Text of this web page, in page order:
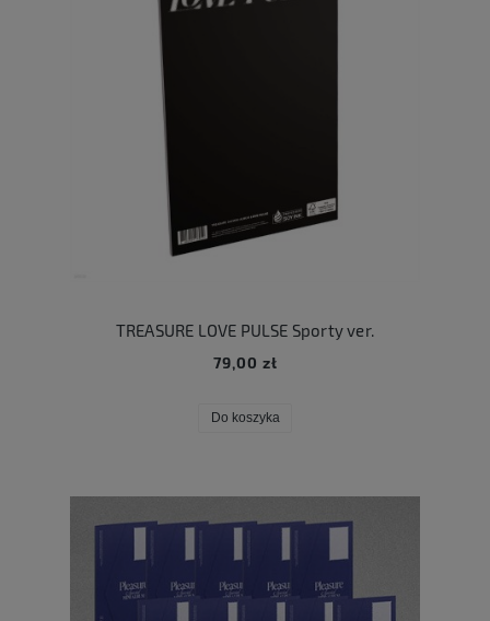
TREASURE LOVE PULSE Sporty ver.
79,00 zł
Do koszyka